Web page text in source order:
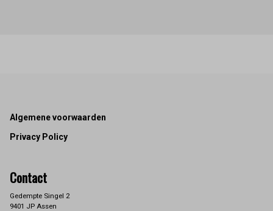
Footer
Algemene voorwaarden
Privacy Policy
Contact
Gedempte Singel 2
9401 JP Assen